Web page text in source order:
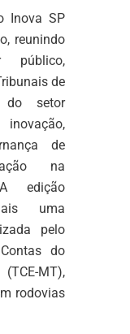
Inova SP
reunindo
público,
de
do setor
de
na
edição
uma
pelo
do
MT),
rodovias